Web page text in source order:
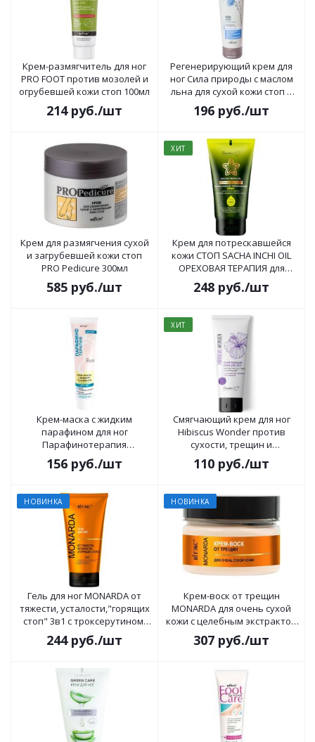
Крем-размягчитель для ног
PRO FOOT против мозолей и
огрубевшей кожи стоп 100мл
214руб./шт
Регенерирующий крем для
ног Сила природы с маслом
льна для сухой кожи стоп и
потрескавшихся пяток 100мл
196 руб./шт
Крем для размягчения сухой
и загрубевшей кожи стоп
PRO Pedicure 300мл
585 руб./шт
ХИТ
Крем для потрескавшейся
кожи СТОП SACHA INCHI OIL
ОРЕХОВАЯ ТЕРАПИЯ для
очень сухой кожи 125г
248 руб./шт
Крем-маска с жидким
парафином для ног
Парафинотерапия
несмываемая 100 мл
156 руб./шт
ХИТ
Смягчающий крем для ног
Hibiscus Wonder против
сухости, трещин и
натоптышей 75г
110 руб./шт
НОВИНКА
Гель для ног MONARDA от
тяжести, усталости,"горящих
стоп" 3в1 c троксерутином,
целебным экстрактом
монарды 150мл
244руб./шт
НОВИНКА
Крем-воск от трещин
MONARDA для очень сухой
кожи с целебным экстрактом
монарды и мочевиной 90мл
307 руб./шт